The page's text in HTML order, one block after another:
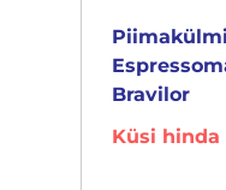
Bravilor
Küsi hinda